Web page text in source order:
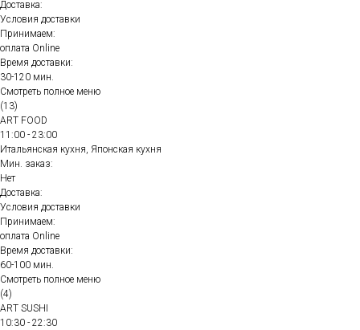
Доставка:
Условия доставки
Принимаем:
оплата Online
Время доставки:
30-120 мин.
Смотреть полное меню
(13)
ART FOOD
11:00 - 23:00
Итальянская кухня, Японская кухня
Мин. заказ:
Нет
Доставка:
Условия доставки
Принимаем:
оплата Online
Время доставки:
60-100 мин.
Смотреть полное меню
(4)
ART SUSHI
10:30 - 22:30